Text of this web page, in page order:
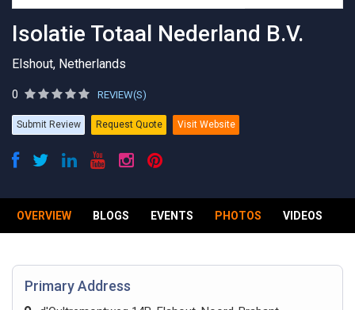
Isolatie Totaal Nederland B.V.
Elshout, Netherlands
0 REVIEW(S)
Submit Review Request Quote Visit Website
OVERVIEW BLOGS EVENTS PHOTOS VIDEOS
Primary Address